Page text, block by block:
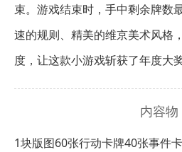
束。游戏结束时，手中剩余牌数
速的规则、精美的维京美术风格
度，让这款小游戏斩获了年度大奖
内容物
1块版图60张行动卡牌40张事件